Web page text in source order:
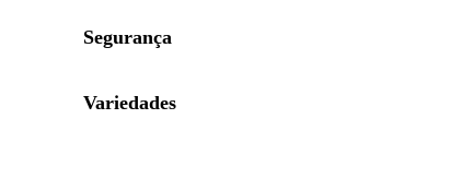
Segurança
Variedades